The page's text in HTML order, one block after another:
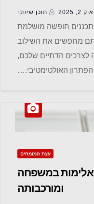
אוק 2, 2025 תוכן שיווקי
חופשה מושלמת
מחפשים את השילוב
לצרכים הדתיים שלכם,
האולטימטיבי.…
עצת המומחים
במשפחה
ומורכבותה